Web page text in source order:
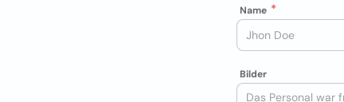
Name
Bilder